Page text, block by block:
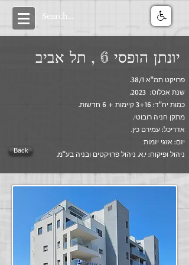
יונתן הופסי 6 , תל אביב
פרויקט תמ"א 38/1.
שנת אכלוס: 2023.
כמות יח"ד: 3+16 קיימות + 6 חדשות.
מתקן חניה רובוטי.
אדריכל: עמירם כץ.
יזם: אזגי יזמות
ניהול ופיקוח: י.א. ניהול פרויקטים ובניה בע"מ.
Back